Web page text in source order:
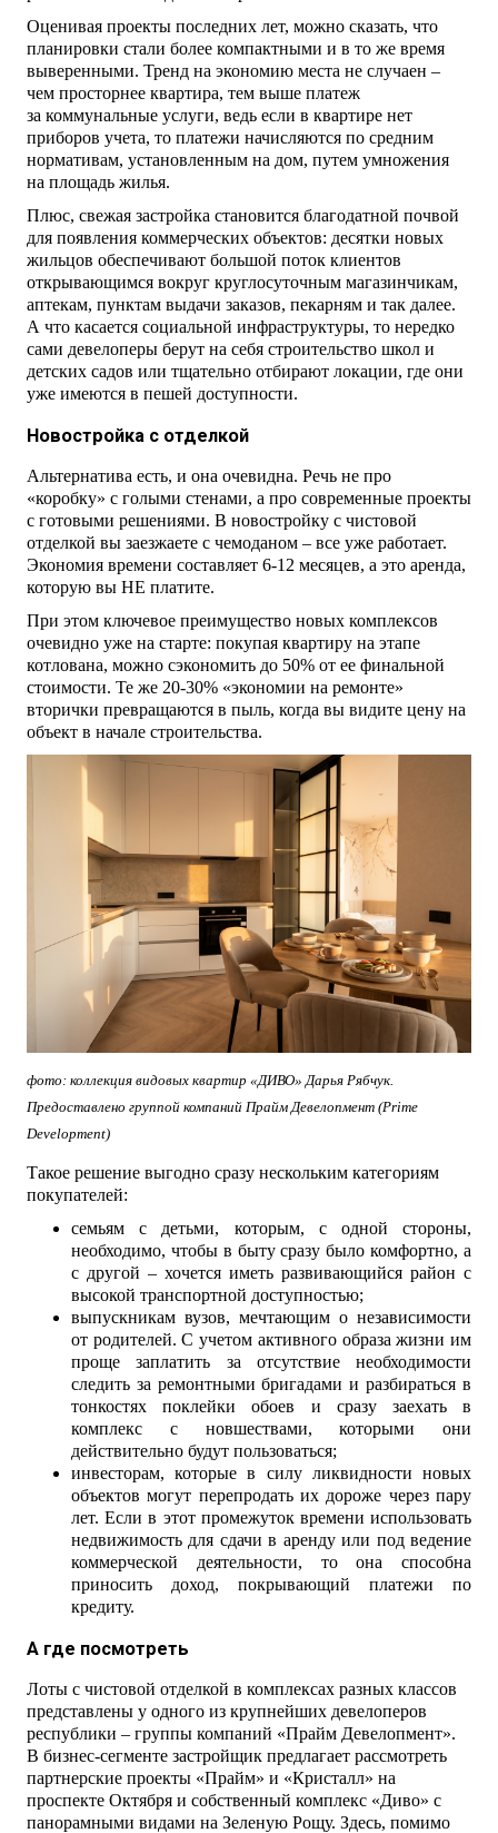
Оценивая проекты последних лет, можно сказать, что
планировки стали более компактными и в то же время
выверенными. Тренд на экономию места не случаен –
чем просторнее квартира, тем выше платеж
за коммунальные услуги, ведь если в квартире нет
приборов учета, то платежи начисляются по средним
нормативам, установленным на дом, путем умножения
на площадь жилья.
Плюс, свежая застройка становится благодатной почвой
для появления коммерческих объектов: десятки новых
жильцов обеспечивают большой поток клиентов
открывающимся вокруг круглосуточным магазинчикам,
аптекам, пунктам выдачи заказов, пекарням и так далее.
А что касается социальной инфраструктуры, то нередко
сами девелоперы берут на себя строительство школ и
детских садов или тщательно отбирают локации, где они
уже имеются в пешей доступности.
Новостройка с отделкой
Альтернатива есть, и она очевидна. Речь не про
«коробку» с голыми стенами, а про современные проекты
с готовыми решениями. В новостройку с чистовой
отделкой вы заезжаете с чемоданом – все уже работает.
Экономия времени составляет 6-12 месяцев, а это аренда,
которую вы НЕ платите.
При этом ключевое преимущество новых комплексов
очевидно уже на старте: покупая квартиру на этапе
котлована, можно сэкономить до 50% от ее финальной
стоимости. Те же 20-30% «экономии на ремонте»
вторички превращаются в пыль, когда вы видите цену на
объект в начале строительства.
фото: коллекция видовых квартир «ДИВО» Дарья Рябчук.
Предоставлено группой компаний Прайм Девелопмент (Prime
Development)
Такое решение выгодно сразу нескольким категориям
покупателей:
семьям с детьми, которым, с одной стороны,
необходимо, чтобы в быту сразу было комфортно, а
с другой – хочется иметь развивающийся район с
высокой транспортной доступностью;
выпускникам вузов, мечтающим о независимости
от родителей. С учетом активного образа жизни им
проще заплатить за отсутствие необходимости
следить за ремонтными бригадами и разбираться в
тонкостях поклейки обоев и сразу заехать в
комплекс с новшествами, которыми они
действительно будут пользоваться;
инвесторам, которые в силу ликвидности новых
объектов могут перепродать их дороже через пару
лет. Если в этот промежуток времени использовать
недвижимость для сдачи в аренду или под ведение
коммерческой деятельности, то она способна
приносить доход, покрывающий платежи по
кредиту.
А где посмотреть
Лоты с чистовой отделкой в комплексах разных классов
представлены у одного из крупнейших девелоперов
республики – группы компаний «Прайм Девелопмент».
В бизнес-сегменте застройщик предлагает рассмотреть
партнерские проекты «Прайм» и «Кристалл» на
проспекте Октября и собственный комплекс «Диво» с
панорамными видами на Зеленую Рощу. Здесь, помимо